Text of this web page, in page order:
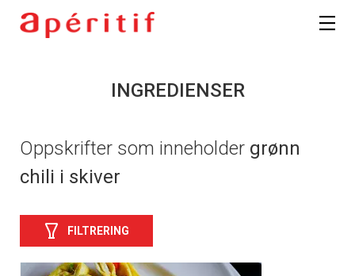
INGREDIENSER
Oppskrifter som inneholder grønn
chili i skiver
FILTRERING